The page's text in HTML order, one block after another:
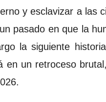
y esclavizar a las
pasado en que la
la siguiente
en un retroceso